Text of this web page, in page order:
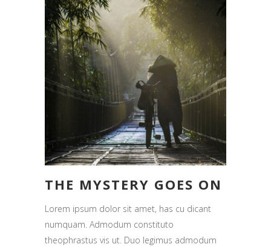
THE MYSTERY GOES ON
Lorem ipsum dolor sit amet, has cu dicant
numquam. Admodum constituto
theophrastus vis ut. Duo legimus admodum